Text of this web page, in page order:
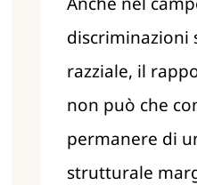
discriminazioni
razziale, il
non può che
permanere di
strutturale